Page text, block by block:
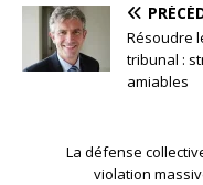
Résoudre
tribunal :
amiables
La défense
violation